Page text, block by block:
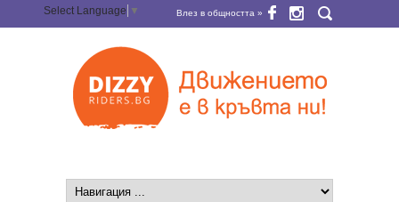
Select Language ▼ Влез в общността »